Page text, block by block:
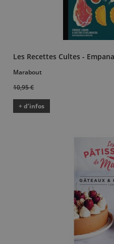
Les Recettes Cultes -
Marabout
10,95 €
+ d’infos